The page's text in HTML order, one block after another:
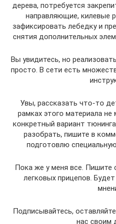
дерева, потребуется
направляющие, килевые
зафиксировать лебедку и
снятия дополнительных
Вы увидитесь, но
просто. В сети есть
Увы, рассказать что-то
рамках этого материала не
конкретный вариант
разобрать, пишите в
подготовлю
Пока же у меня все. Пишите
легковых прицепов.
Подписывайтесь,
нас своим